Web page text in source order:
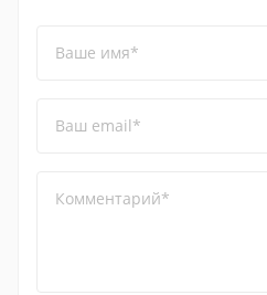
Ваше имя*
Ваш email*
Комментарий*